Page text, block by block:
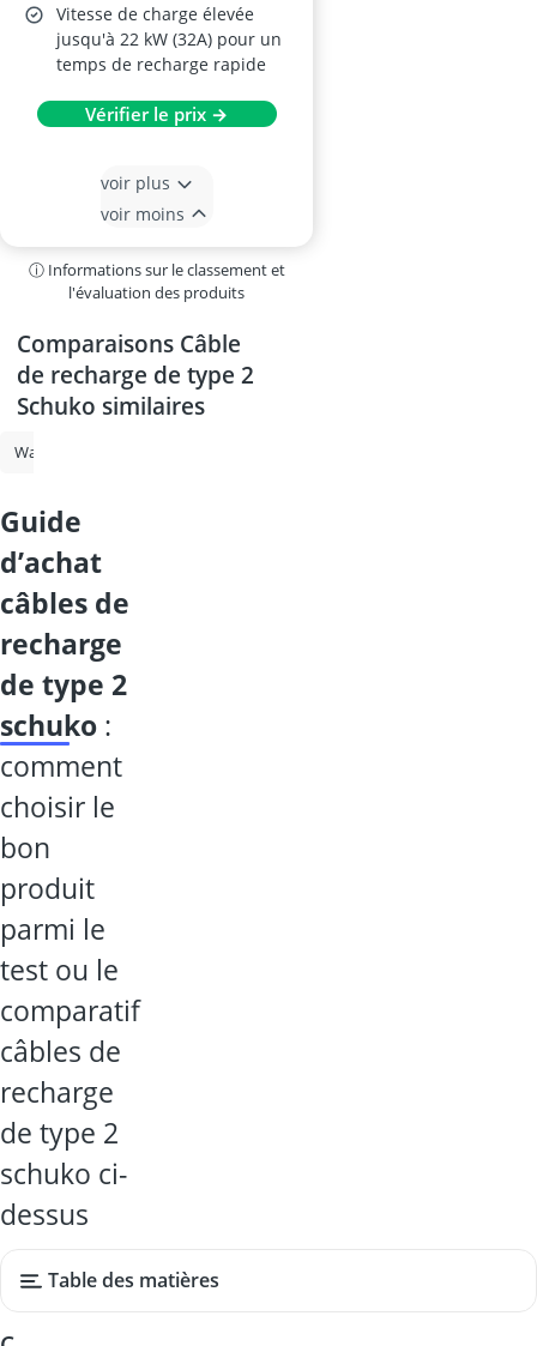
Vitesse de charge élevée
jusqu'à 22 kW (32A) pour un
temps de recharge rapide
Vérifier le prix →
voir plus
voir moins
ⓘ Informations sur le classement et
l'évaluation des produits
Comparaisons Câble
de recharge de type 2
Schuko similaires
Wallbox 11 kw
guide
d’achat
câbles de
recharge
de type 2
schuko :
comment
choisir le
bon
produit
parmi le
test ou le
comparatif
câbles de
recharge
de type 2
schuko ci-
dessus
Table des matières